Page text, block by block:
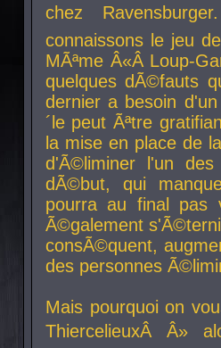
chez
connaissons le jeu
MÃªme Â«Â Loup-
quelques dÃ©fauts
dernier a besoin
´le peut Ãªtre
la mise en place de
d'Ã©liminer l'un
dÃ©but, qui
pourra au final pas
Ã©galement
consÃ©quent,
des personnes
Mais pourquoi on
ThiercelieuxÂ Â»